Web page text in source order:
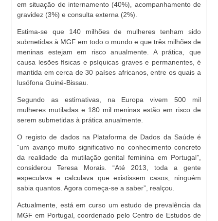
em situação de internamento (40%), acompanhamento de
gravidez (3%) e consulta externa (2%).
Estima-se que 140 milhões de mulheres tenham sido
submetidas à MGF em todo o mundo e que três milhões de
meninas estejam em risco anualmente. A prática, que
causa lesões físicas e psíquicas graves e permanentes, é
mantida em cerca de 30 países africanos, entre os quais a
lusófona Guiné-Bissau.
Segundo as estimativas, na Europa vivem 500 mil
mulheres mutiladas e 180 mil meninas estão em risco de
serem submetidas à prática anualmente.
O registo de dados na Plataforma de Dados da Saúde é
“um avanço muito significativo no conhecimento concreto
da realidade da mutilação genital feminina em Portugal”,
considerou Teresa Morais. “Até 2013, toda a gente
especulava e calculava que existissem casos, ninguém
sabia quantos. Agora começa-se a saber”, realçou.
Actualmente, está em curso um estudo de prevalência da
MGF em Portugal, coordenado pelo Centro de Estudos de